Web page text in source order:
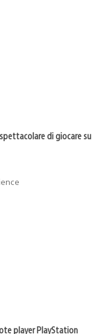
di giocare su
player PlayStation